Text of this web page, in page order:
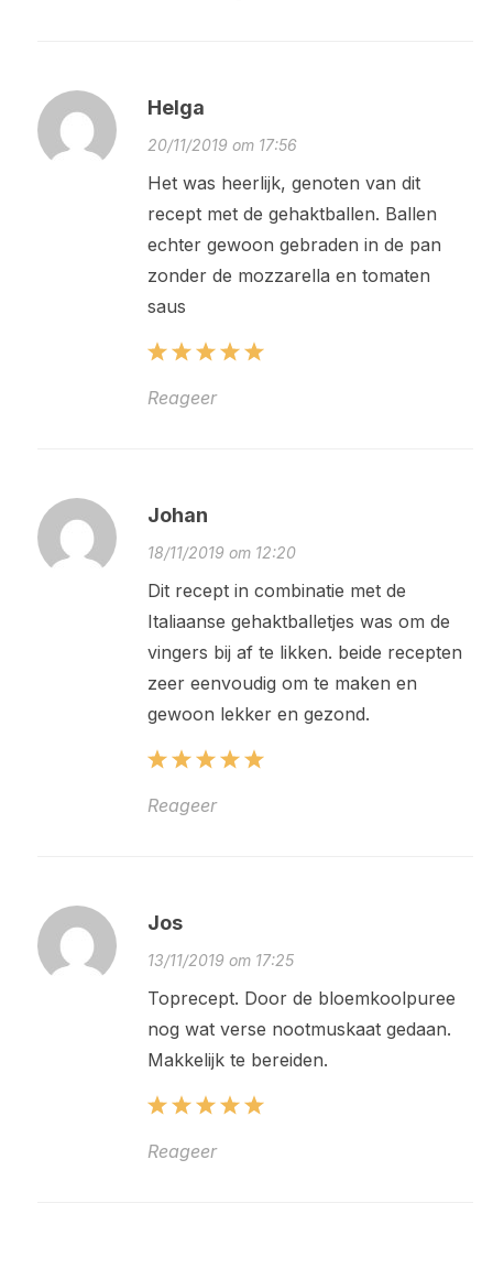
Helga
20/11/2019 om 17:56
Het was heerlijk, genoten van dit
recept met de gehaktballen. Ballen
echter gewoon gebraden in de pan
zonder de mozzarella en tomaten
saus
Reageer
Johan
18/11/2019 om 12:20
Dit recept in combinatie met de
Italiaanse gehaktballetjes was om de
vingers bij af te likken. beide recepten
zeer eenvoudig om te maken en
gewoon lekker en gezond.
Reageer
Jos
13/11/2019 om 17:25
Toprecept. Door de bloemkoolpuree
nog wat verse nootmuskaat gedaan.
Makkelijk te bereiden.
Reageer